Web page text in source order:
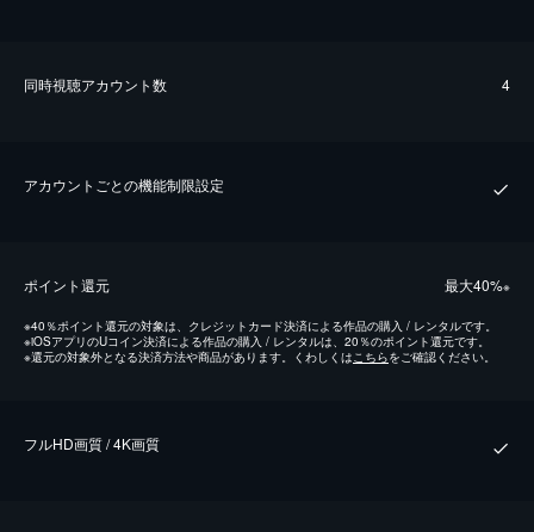
同時視聴アカウント数 4
アカウントごとの機能制限設定
ポイント還元 最⼤40%※
※40％ポイント還元の対象は、クレジットカード決済による作品の購入 / レンタルです。
※iOSアプリのUコイン決済による作品の購入 / レンタルは、20％のポイント還元です。
※還元の対象外となる決済方法や商品があります。くわしくはこちらをご確認ください。
フルHD画質 / 4K画質